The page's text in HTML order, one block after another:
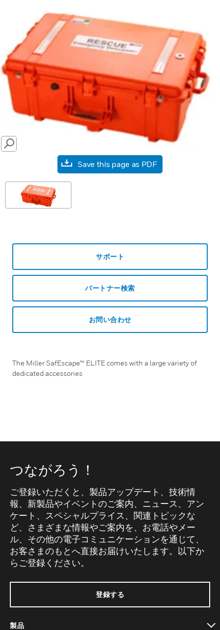
SEARCH
Save this page as PDF
サポート
パートナー検索
お問い合わせ
The Miller SafEscape™ ELITE comes with a large variety of
dedicated accessories
つながろう！
ご登録いただくと、製品アップデート、技術情
報、新製品やイベントのご案内、ニュース、アン
ケート、スペシャルプライス、関連トピックな
ど、さまざまな情報やご案内を、お電話やメー
ル、その他の電子コミュニケーションを通じて、
お客さまのもとへ直接お届けいたします。以下か
らご登録ください。
登録する
製品